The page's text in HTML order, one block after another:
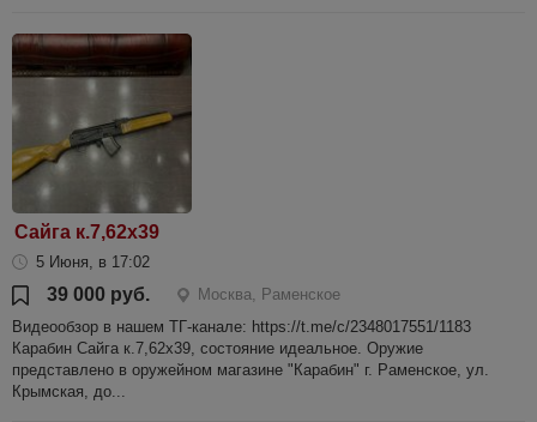
Сайга к.7,62х39
5 Июня, в 17:02
39 000 руб.
Москва, Раменское
Видеообзор в нашем ТГ-канале: https://t.me/c/2348017551/1183
Карабин Сайга к.7,62х39, состояние идеальное. Оружие
представлено в оружейном магазине "Карабин" г. Раменское, ул.
Крымская, до...